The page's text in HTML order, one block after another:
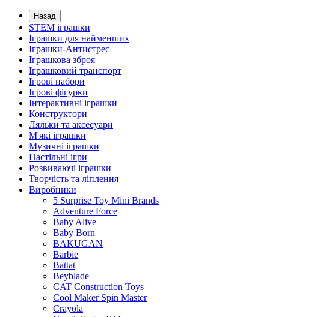
Назад
STEM іграшки
Іграшки для найменших
Іграшки-Антистрес
Іграшкова зброя
Іграшковий транспорт
Ігрові набори
Ігрові фігурки
Інтерактивні іграшки
Конструктори
Ляльки та аксесуари
М'які іграшки
Музичні іграшки
Настільні iгри
Розвиваючі іграшки
Творчість та ліплення
Виробники
5 Surprise Toy Mini Brands
Adventure Force
Baby Alive
Baby Born
BAKUGAN
Barbie
Battat
Beyblade
CAT Construction Toys
Cool Maker Spin Master
Crayola